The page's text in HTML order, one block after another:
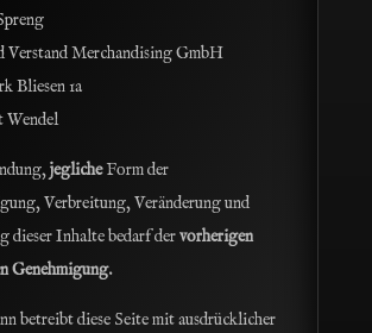
Merchandising GmbH
Bliesen 1a
Wendel
jeglicheForm der
Verbreitung, Veränderung und
dieser Inhalte bedarf dervorherigen
Genehmigung.
betreibt diese Seite mit ausdrücklicher